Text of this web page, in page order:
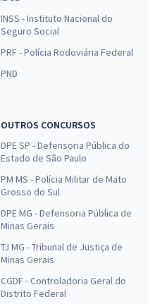
INSS - Instituto Nacional do
Seguro Social
PRF - Polícia Rodoviária Federal
PND
OUTROS CONCURSOS
DPE SP - Defensoria Pública do
Estado de São Paulo
PM MS - Polícia Militar de Mato
Grosso do Sul
DPE MG - Defensoria Pública de
Minas Gerais
TJ MG - Tribunal de Justiça de
Minas Gerais
CGDF - Controladoria Geral do
Distrito Federal